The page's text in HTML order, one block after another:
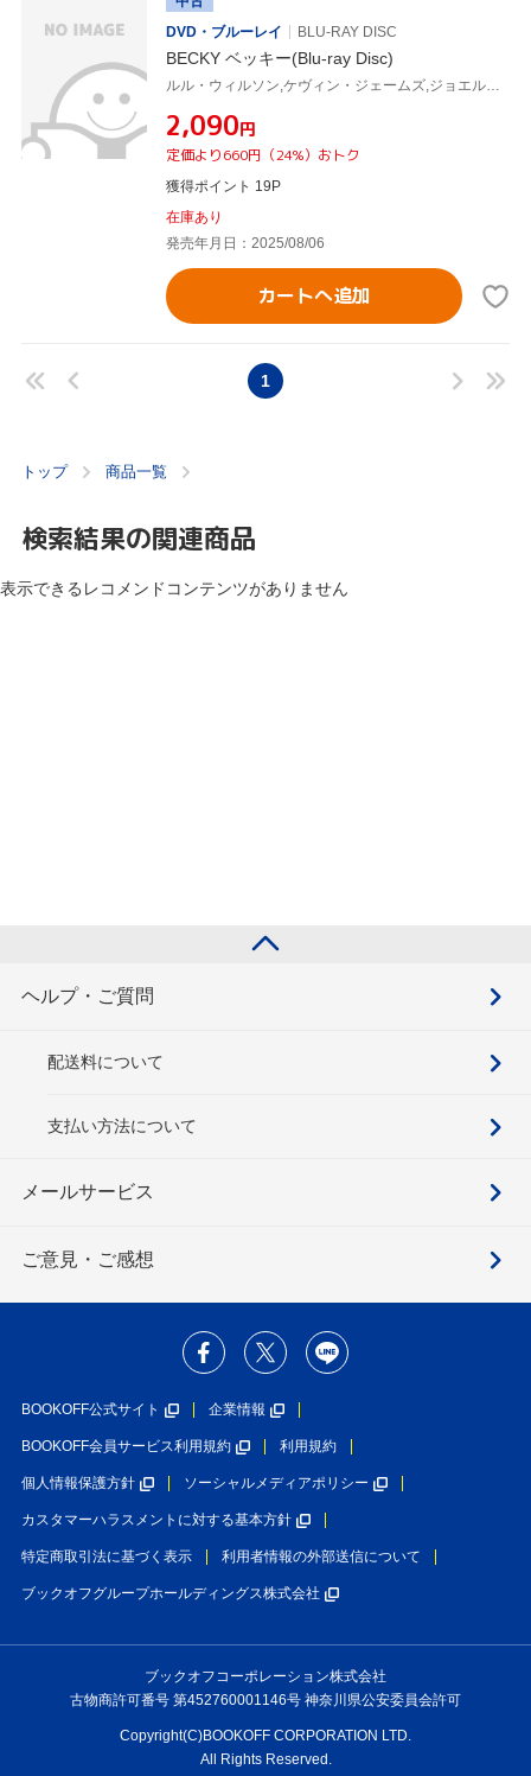
DVD・ブルーレイ
BLU-RAY DISC
BECKY ベッキー(Blu-ray Disc)
ルル・ウィルソン,ケヴィン・ジェームズ,ジョエル・マクヘイル,カリー・マーニオン,ジョナサン・ミロ
¥2,090円
定価より660円（24%）おトク
獲得ポイント 19P
在庫あり
発売年月日：2025/08/06
カートへ追加
1
トップ 商品一覧
検索結果の関連商品
表示できるレコメンドコンテンツがありません
ヘルプ・ご質問
配送料について
支払い方法について
メールサービス
ご意見・ご感想
BOOKOFF公式サイト 企業情報
BOOKOFF会員サービス利用規約 利用規約
個人情報保護方針 ソーシャルメディアポリシー
カスタマーハラスメントに対する基本方針
特定商取引法に基づく表示 利用者情報の外部送信について
ブックオフグループホールディングス株式会社
ブックオフコーポレーション株式会社
古物商許可番号 第452760001146号 神奈川県公安委員会許可
Copyright(C)BOOKOFF CORPORATION LTD.
All Rights Reserved.